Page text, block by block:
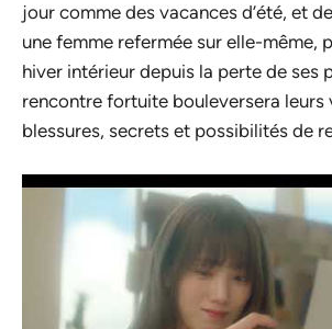
jour comme des vacances d’été, et de
une femme refermée sur elle-même,
hiver intérieur depuis la perte de ses
rencontre fortuite bouleversera leurs
blessures, secrets et possibilités de